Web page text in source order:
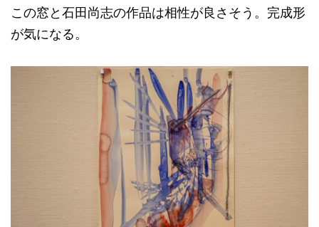
この窓と石田尚志の作品は相性が良さそう。完成形
が気になる。